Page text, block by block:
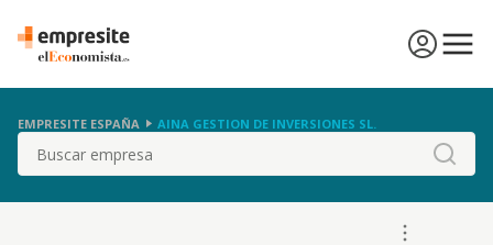
EMPRESITE ESPAÑA AINA GESTION DE INVERSIONES SL.
Buscar